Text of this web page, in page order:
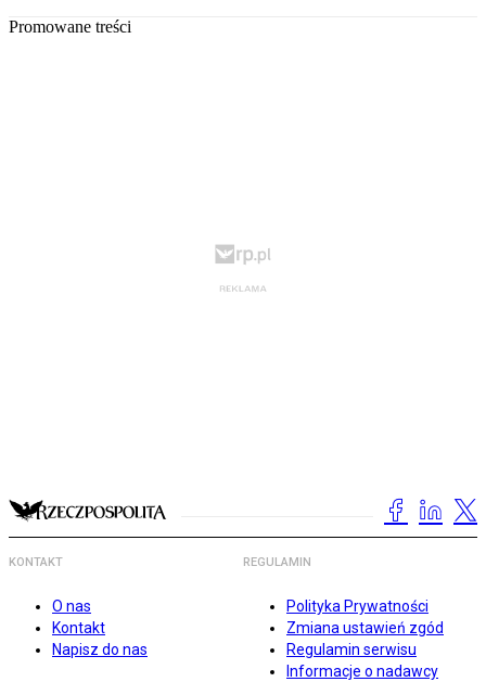
Promowane treści
KONTAKT
O nas
Kontakt
Napisz do nas
REGULAMIN
Polityka Prywatności
Zmiana ustawień zgód
Regulamin serwisu
Informacje o nadawcy